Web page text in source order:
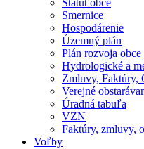
Štatút obce
Smernice
Hospodárenie
Územný plán
Plán rozvoja obce
Hydrologické a
Zmluvy, Faktúry,
Verejné
Úradná tabuľa
VZN
Faktúry, zmluvy,
Voľby